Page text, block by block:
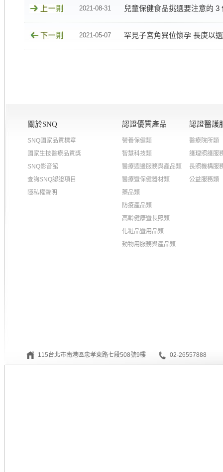
2021-08-31 兒童保健食品挑選要注意的
2021-05-07 罕見子宮角異位懷孕 長庚以
關於SNQ
SNQ國家品質標章
國家生技醫療品質獎
SNQ影音館
查詢SNQ認證項目
隱私權聲明
認證優質產品
營養保健類
智慧科技類
醫療週邊服務與產品類
醫療暨保健器材類
藥品類
防疫產品類
高齡健康暨長照類
化粧品暨用品類
動物用服務與產品類
認證醫護
醫療院所類
護理照護服
長照機構服
公益服務類
115台北市南港區忠孝東路七段508號9樓 02-26557888